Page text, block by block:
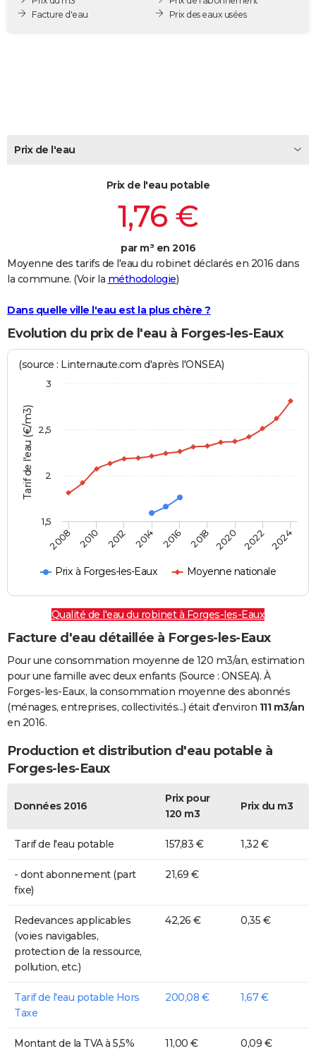
Destinations
City break
Voyage nature
Voyage de noces
Forum
Climat
PHOTO
Dictionnaire
Biographies
Citations
Expressions
Proverbes
Bricolage
Lifestyle
Culture
Sport
Auto
Television
Voyage
Cinema
Facture d'eau
Prix des eaux usées
Prix de l'eau
Prix de l'eau potable
1,76 €
par m³ en 2016
Moyenne des tarifs de l'eau du robinet déclarés en 2016 dans
la commune. (Voir la méthodologie)
Dans quelle ville l'eau est la plus chère ?
Evolution du prix de l'eau à Forges-les-Eaux
Tarif de l'eau (€/m3)
(source : Linternaute.com d'après l'ONSEA)
Prix à Forges-les-Eaux Moyenne nationale
2008 2010 2012 2014 2016 2018 2020 2022 2024
1,5
2
2,5
3
Qualité de l'eau du robinet à Forges-les-Eaux
Facture d'eau détaillée à Forges-les-Eaux
Pour une consommation moyenne de 120 m3/an, estimation
pour une famille avec deux enfants (Source : ONSEA). À
Forges-les-Eaux, la consommation moyenne des abonnés
(ménages, entreprises, collectivités...) était d'environ 111 m3/an
en 2016.
Production et distribution d'eau potable à
Forges-les-Eaux
Données 2016
Prix pour
120 m3
Prix du m3
Tarif de l'eau potable 157,83 € 1,32 €
- dont abonnement (part
fixe)
21,69 €
Redevances applicables
(voies navigables,
protection de la ressource,
pollution, etc.)
42,26 € 0,35 €
Tarif de l'eau potable Hors
Taxe
200,08 € 1,67 €
Montant de la TVA à 5,5% 11,00 € 0,09 €